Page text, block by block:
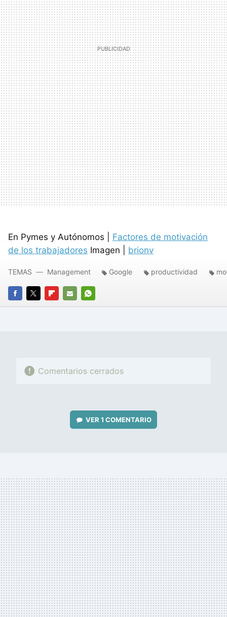
En Pymes y Autónomos | Factores de motivación
de los trabajadores Imagen | brionv
FACEBOOK
TWITTERFLIPBOARD
E-
WHATSAPP
TEMAS Management Google productividad
Comentarios cerrados
VER 1 COMENTARIO